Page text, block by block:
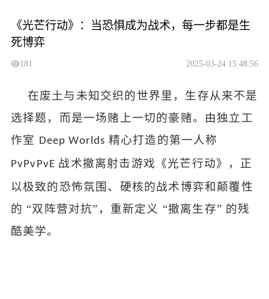
《光芒行动》：当恐惧成为战术，每一步都是生
死博弈
181 2025-03-24 15:48:56
在废土与未知交织的世界里，生存从来不是
选择题，而是一场赌上一切的豪赌。由独立工
作室 Deep Worlds 精心打造的第一人称
PvPvPvE 战术撤离射击游戏《光芒行动》，正
以极致的恐怖氛围、硬核的战术博弈和颠覆性
的 “双阵营对抗”，重新定义 “撤离生存” 的残
酷美学。